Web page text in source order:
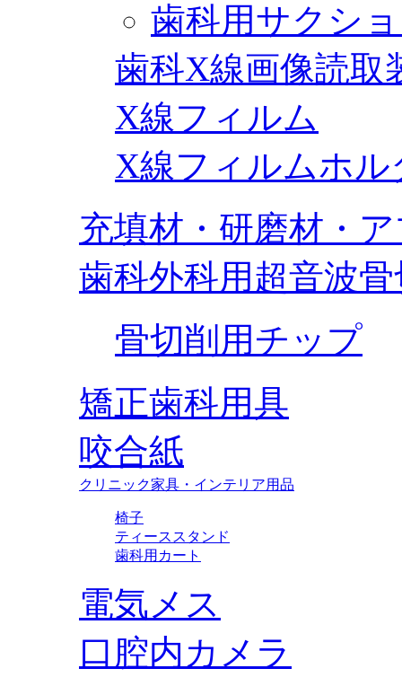
歯科用サクシ
歯科X線画像読取
X線フィルム
X線フィルムホル
充填材・研磨材・
歯科外科用超音波
骨切削用チップ
矯正歯科用具
咬合紙
クリニック家具・インテリア用品
椅子
ティーススタンド
歯科用カート
電気メス
口腔内カメラ